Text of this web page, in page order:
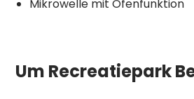
Mikrowelle mit Ofenfunktion
Um Recreatiepark